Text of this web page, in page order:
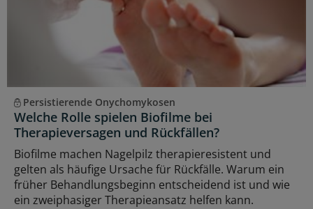
Persistierende Onychomykosen
Welche Rolle spielen Biofilme bei
Therapieversagen und Rückfällen?
Biofilme machen Nagelpilz therapieresistent und
gelten als häufige Ursache für Rückfälle. Warum ein
früher Behandlungsbeginn entscheidend ist und wie
ein zweiphasiger Therapieansatz helfen kann.